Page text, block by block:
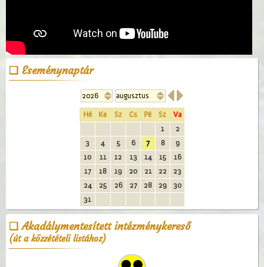
Eseménynaptár

Hé Ke Sz Cs Pé Sz
Va
1
2
3
4 5 6 7 8
9
10
11 12 13 14 15
16
17
18 19 20 21 22
23
24
25 26 27 28 29
30
31
Akadálymentesített intézménykereső
(út a közzétételi listához)